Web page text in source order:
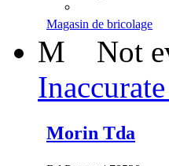
Magasin de bricolage
M Not
Morin Tda